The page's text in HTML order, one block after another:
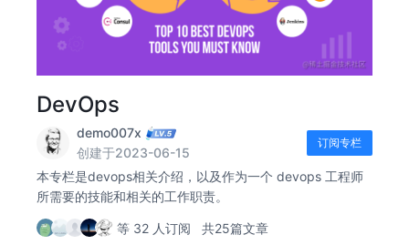
DevOps
demo007x
创建于2023-06-15
订阅专栏
本专栏是devops相关介绍，以及作为一个 devops 工程师
所需要的技能和相关的工作职责。
等 32 人订阅 共25篇文章